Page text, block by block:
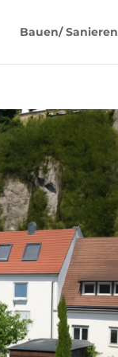
Bauen/ Sanieren